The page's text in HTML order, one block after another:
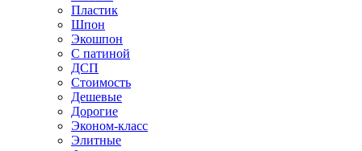
Пластик
Шпон
Экошпон
С патиной
ДСП
Стоимость
Дешевые
Дорогие
Эконом-класс
Элитные